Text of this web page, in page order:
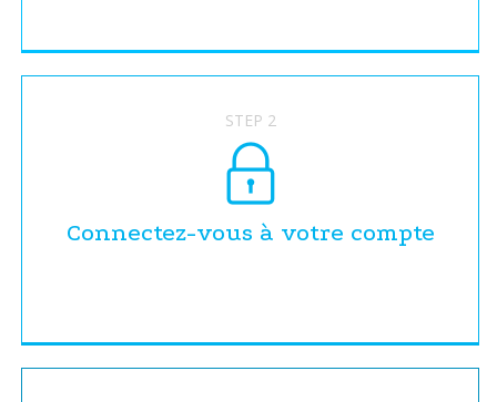
STEP 2
Connectez-vous à votre compte